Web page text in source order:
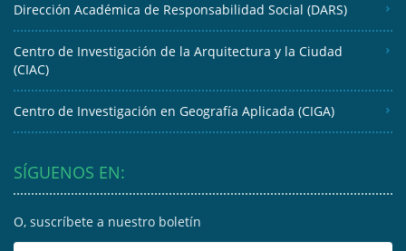
Dirección Académica de Responsabilidad Social (DARS)
Centro de Investigación de la Arquitectura y la Ciudad
(CIAC)
Centro de Investigación en Geografía Aplicada (CIGA)
SÍGUENOS EN:
O, suscríbete a nuestro boletín